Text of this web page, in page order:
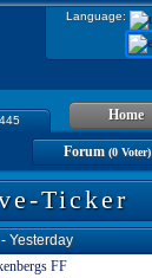
Language:
Home
Forum(0 Voter)
Ticker
Yesterday
FF